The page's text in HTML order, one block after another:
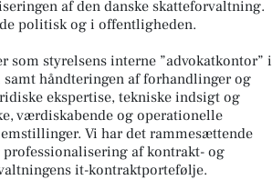
af den danske skatteforvaltning.
politisk og i offentligheden.
som styrelsens interne ”advokatkontor” i
håndteringen af forhandlinger og
ekspertise, tekniske indsigt og
værdiskabende og operationelle
Vi har det rammesættende
af kontrakt- og
it-kontraktportefølje.